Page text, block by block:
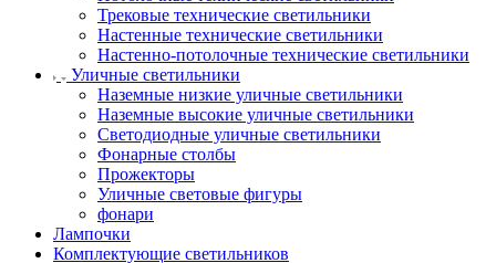
Трековые технические светильники
Настенные технические светильники
Настенно-потолочные технические светильники
Уличные светильники
Наземные низкие уличные светильники
Наземные высокие уличные светильники
Светодиодные уличные светильники
Фонарные столбы
Прожекторы
Уличные световые фигуры
фонари
Лампочки
Комплектующие светильников